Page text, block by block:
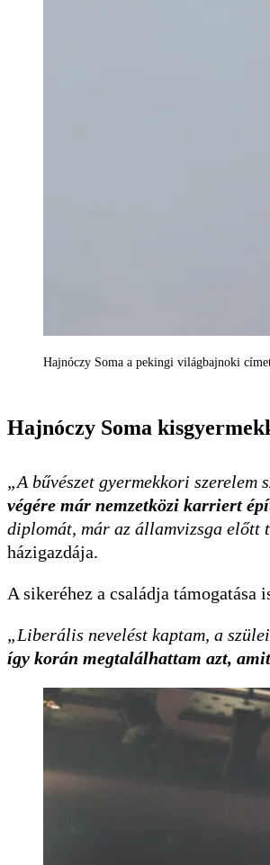
Hajnóczy Soma a pekingi világbajnoki
Hajnóczy Soma
„A bűvészet gyermekkori szerelem
végére már nemzetközi karriert
diplomát, már az államvizsga előtt
házigazdája.
A sikeréhez a családja
„Liberális nevelést kaptam, a
így korán megtalálhattam azt,